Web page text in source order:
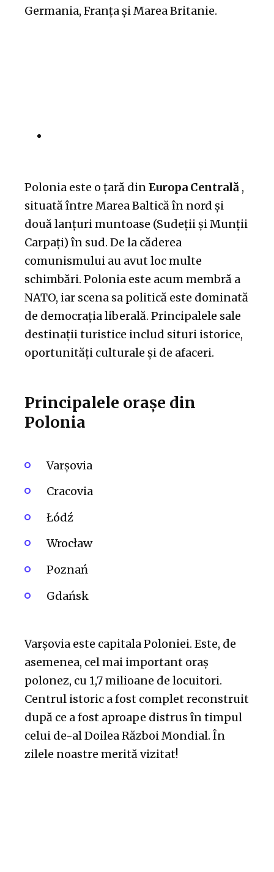
Germania, Franța și Marea Britanie.
Polonia este o țară dinEuropa Centrală ,
situată între Marea Baltică în nord și
două lanțuri muntoase (Sudeții și Munții
Carpați) în sud. De la căderea
comunismului au avut loc multe
schimbări. Polonia este acum membră a
NATO, iar scena sa politică este dominată
de democrația liberală. Principalele sale
destinații turistice includ situri istorice,
oportunități culturale și de afaceri.
Principalele orașe din
Polonia
Varşovia
Cracovia
Łódź
Wrocław
Poznań
Gdańsk
Varșovia este capitala Poloniei. Este, de
asemenea, cel mai important oraș
polonez, cu 1,7 milioane de locuitori.
Centrul istoric a fost complet reconstruit
după ce a fost aproape distrus în timpul
celui de-al Doilea Război Mondial. În
zilele noastre merită vizitat!